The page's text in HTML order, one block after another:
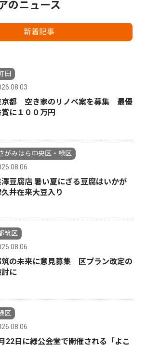
のニュース
新着記事
田
京都 空き家のリノベ案を募集 最優
に１００万円
がみはら中央区・緑区
豆腐店 暑い夏にざる豆腐はいかが
井在来大豆入り
筑区
筑の未来に意見募集 区プラン改定の
に
区
22日に緑公会堂で開催される「よこ